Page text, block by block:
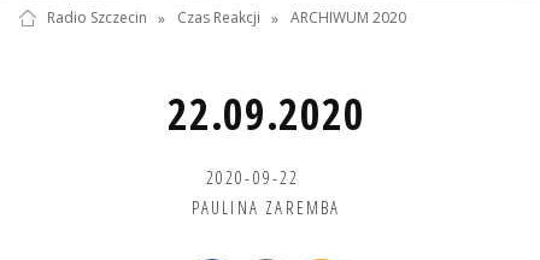
Radio Szczecin » Czas Reakcji » ARCHIWUM 2020
22.09.2020
2020-09-22
PAULINA ZAREMBA